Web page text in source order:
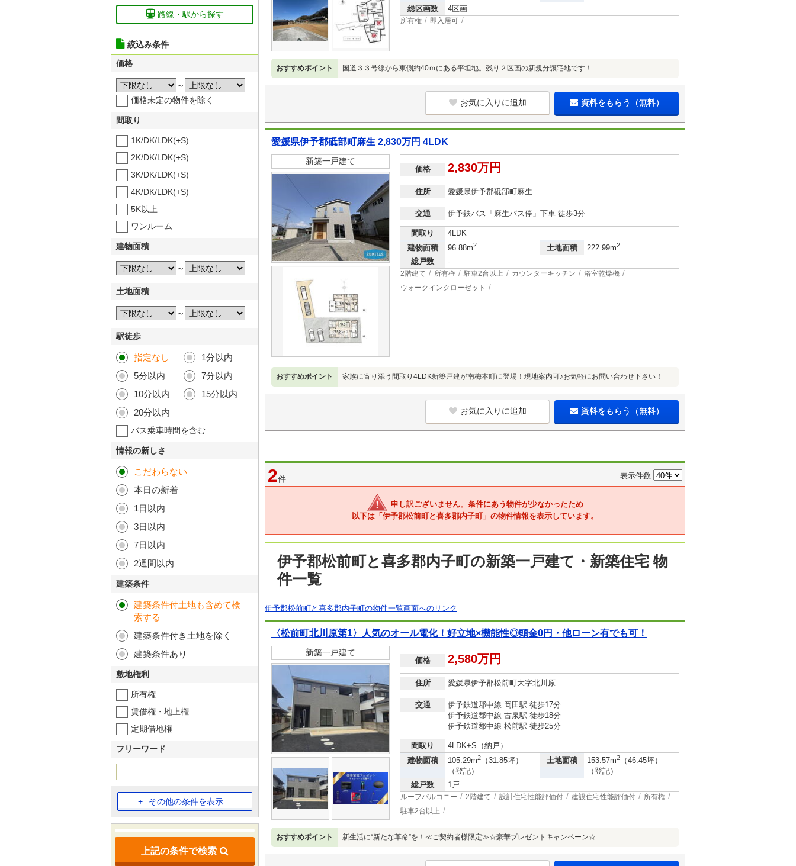
総区画数
4区画
所有権 即入居可
おすすめポイント 国道３３号線から東側約40ｍにある平坦地。残り２区画の新規分譲宅地です！
お気に入りに追加 資料をもらう（無料）
愛媛県伊予郡砥部町麻生 2,830万円 4LDK
新築一戸建て
価格 2,830万円
住所 愛媛県伊予郡砥部町麻生
交通 伊予鉄バス「麻生バス停」下車 徒歩3分
間取り
4LDK
建物面積
96.88m2 土地面積 222.99m2
総戸数 -
2階建て 所有権 駐車2台以上 カウンターキッチン
浴室乾燥機
ウォークインクローゼット
おすすめポイント 家族に寄り添う間取り4LDK新築戸建が南梅本町に登場！現地案内可♪お気軽にお問い合わせ下さい！
お気に入りに追加 資料をもらう（無料）
2件 表示件数
申し訳ございません。条件にあう物件が少なかったため
以下は「伊予郡松前町と喜多郡内子町」の物件情報を表示しています。
伊予郡松前町と喜多郡内子町の新築一戸建て・新築住宅 物
件一覧
伊予郡松前町と喜多郡内子町の物件一覧画面へのリンク
〈松前町北川原第1〉人気のオール電化！好立地×機能性◎頭金0円・他ローン有でも可！
新築一戸建て
価格 2,580万円
住所 愛媛県伊予郡松前町大字北川原
交通
伊予鉄道郡中線 岡田駅 徒歩17分
伊予鉄道郡中線 古泉駅 徒歩18分
伊予鉄道郡中線 松前駅 徒歩25分
間取り
4LDK+S（納戸）
建物面積
105.29m2
（31.85坪）
（登記）
土地面積 153.57m2
（46.45坪）
（登記）
総戸数
1戸
ルーフバルコニー 2階建て 設計住宅性能評価付 建設住宅性能評価付
所有権
駐車2台以上
おすすめポイント 新生活に“新たな革命”を！≪ご契約者様限定≫☆豪華プレゼントキャンペーン☆
路線・駅から探す
絞込み条件
価格
～
価格未定の物件を除く
間取り
1K/DK/LDK(+S)
2K/DK/LDK(+S)
3K/DK/LDK(+S)
4K/DK/LDK(+S)
5K以上
ワンルーム
建物面積
～
土地面積
～
駅徒歩
指定なし
1分以内
5分以内
7分以内
10分以内
15分以内
20分以内
バス乗車時間を含む
情報の新しさ
こだわらない
本日の新着
1日以内
3日以内
7日以内
2週間以内
建築条件
建築条件付土地も含めて検
索する
建築条件付き土地を除く
建築条件あり
敷地権利
所有権
賃借権・地上権
定期借地権
フリーワード
その他の条件を表示
上記の条件で検索